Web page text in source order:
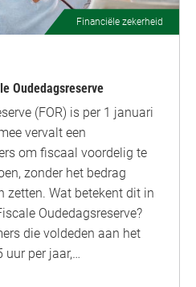
Financiële zekerheid
Oudedagsreserve
(FOR) is per 1 januari
vervalt een
om fiscaal voordelig te
zonder het bedrag
zetten. Wat betekent dit in
Oudedagsreserve?
die voldeden aan het
uur per jaar,…